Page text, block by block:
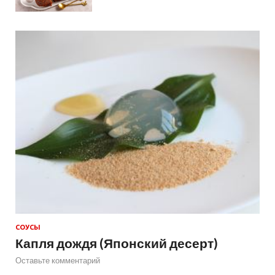
СОУСЫ
Капля дождя (Японский десерт)
Оставьте комментарий